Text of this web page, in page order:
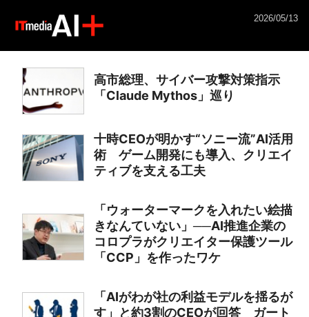
2026/05/13
高市総理、サイバー攻撃対策指示
「Claude Mythos」巡り
十時CEOが明かす“ソニー流”AI活用
術 ゲーム開発にも導入、クリエイ
ティブを支える工夫
「ウォーターマークを入れたい絵描
きなんていない」──AI推進企業の
コロプラがクリエイター保護ツール
「CCP」を作ったワケ
「AIがわが社の利益モデルを揺るが
す」と約3割のCEOが回答 ガート